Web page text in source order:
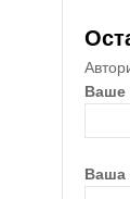
Ваше
Ваша